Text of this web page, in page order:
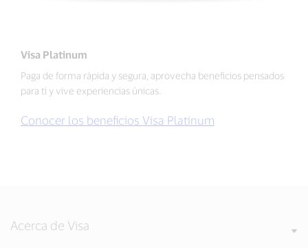
Visa Platinum
Paga de forma rápida y segura, aprovecha beneficios pensados
para ti y vive experiencias únicas.
Conocer los beneficios Visa Platinum
Acerca de Visa